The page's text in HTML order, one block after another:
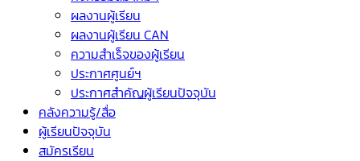
ผลงานผู้เรียน
ผลงานผู้เรียน CAN
ความสำเร็จของผู้เรียน
ประกาศศูนย์ฯ
ประกาศสำคัญผู้เรียนปัจจุบัน
คลังความรู้/สื่อ
ผู้เรียนปัจจุบัน
สมัครเรียน